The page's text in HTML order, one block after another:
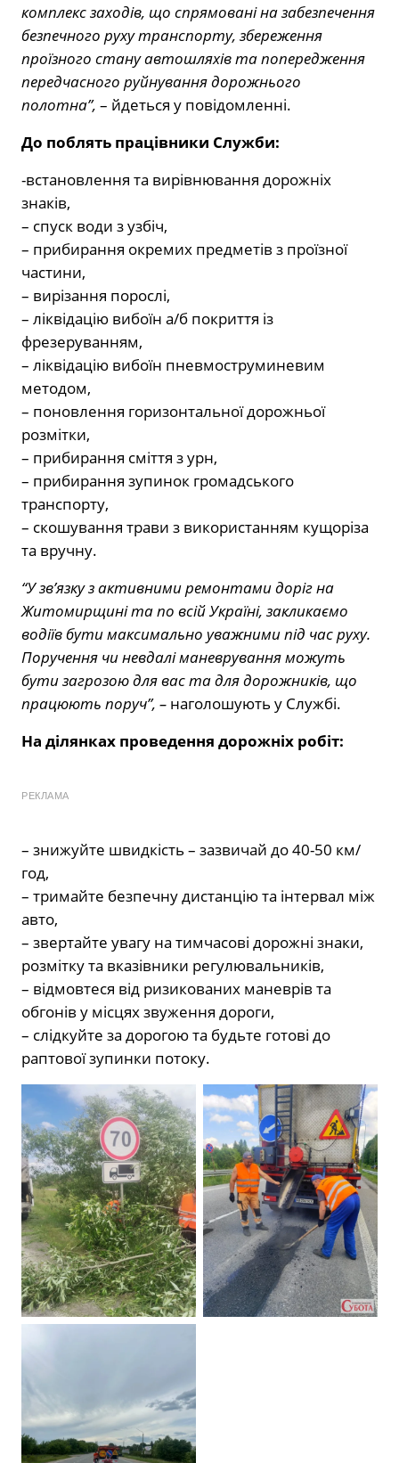
комплекс заходів, що спрямовані на забезпечення
безпечного руху транспорту, збереження
проїзного стану автошляхів та попередження
передчасного руйнування дорожнього
полотна”, – йдеться у повідомленні.
До поблять працівники Служби:
-встановлення та вирівнювання дорожніх
знаків,
– спуск води з узбіч,
– прибирання окремих предметів з проїзної
частини,
– вирізання порослі,
– ліквідацію вибоїн а/б покриття із
фрезеруванням,
– ліквідацію вибоїн пневмоструминевим
методом,
– поновлення горизонтальної дорожньої
розмітки,
– прибирання сміття з урн,
– прибирання зупинок громадського
транспорту,
– скошування трави з використанням кущоріза
та вручну.
“У зв’язку з активними ремонтами доріг на
Житомирщині та по всій Україні, закликаємо
водіїв бути максимально уважними під час руху.
Поручення чи невдалі маневрування можуть
бути загрозою для вас та для дорожників, що
працюють поруч”, – наголошують у Службі.
На ділянках проведення дорожніх робіт:
РЕКЛАМА
– знижуйте швидкість – зазвичай до 40-50 км/
год,
– тримайте безпечну дистанцію та інтервал між
авто,
– звертайте увагу на тимчасові дорожні знаки,
розмітку та вказівники регулювальників,
– відмовтеся від ризикованих маневрів та
обгонів у місцях звуження дороги,
– слідкуйте за дорогою та будьте готові до
раптової зупинки потоку.